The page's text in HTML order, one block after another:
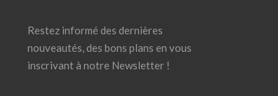
Restez informé des dernières
nouveautés, des bons plans en vous
inscrivant à notre Newsletter !